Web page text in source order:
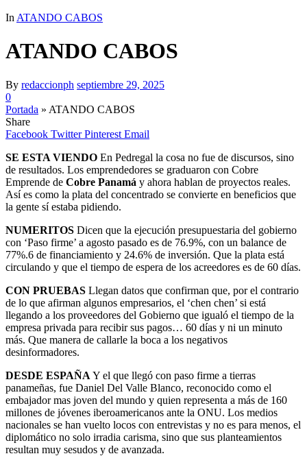
In ATANDO CABOS
ATANDO CABOS
By redaccionph septiembre 29, 2025
0
Portada » ATANDO CABOS
Share
Facebook Twitter Pinterest Email
SE ESTA VIENDO En Pedregal la cosa no fue de discursos, sino
de resultados. Los emprendedores se graduaron con Cobre
Emprende de Cobre Panamá y ahora hablan de proyectos reales.
Así es como la plata del concentrado se convierte en beneficios que
la gente sí estaba pidiendo.
NUMERITOS Dicen que la ejecución presupuestaria del gobierno
con ‘Paso firme’ a agosto pasado es de 76.9%, con un balance de
77%.6 de financiamiento y 24.6% de inversión. Que la plata está
circulando y que el tiempo de espera de los acreedores es de 60 días.
CON PRUEBAS Llegan datos que confirman que, por el contrario
de lo que afirman algunos empresarios, el ‘chen chen’ si está
llegando a los proveedores del Gobierno que igualó el tiempo de la
empresa privada para recibir sus pagos… 60 días y ni un minuto
más. Que manera de callarle la boca a los negativos
desinformadores.
DESDE ESPAÑA Y el que llegó con paso firme a tierras
panameñas, fue Daniel Del Valle Blanco, reconocido como el
embajador mas joven del mundo y quien representa a más de 160
millones de jóvenes iberoamericanos ante la ONU. Los medios
nacionales se han vuelto locos con entrevistas y no es para menos, el
diplomático no solo irradia carisma, sino que sus planteamientos
resultan muy sesudos y de avanzada.